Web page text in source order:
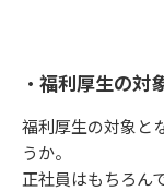
・福利厚生の対
福利厚生の対象と
うか。
正社員はもちろん